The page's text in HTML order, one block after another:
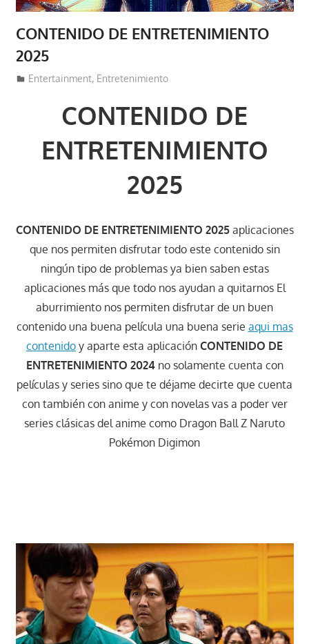
CONTENIDO DE ENTRETENIMIENTO
2025
26 de noviembre de 2023
Lucas Espinal
Entertainment, Entretenimiento
CONTENIDO DE
ENTRETENIMIENTO
2025
CONTENIDO DE ENTRETENIMIENTO 2025 aplicaciones
que nos permiten disfrutar todo este contenido sin
ningún tipo de problemas ya bien saben estas
aplicaciones más que todo nos ayudan a quitarnos El
aburrimiento nos permiten disfrutar de un buen
contenido una buena película una buena serie aqui mas
contenido y aparte esta aplicación CONTENIDO DE
ENTRETENIMIENTO 2024no solamente cuenta con
películas y series sino que te déjame decirte que cuenta
con también con anime y con novelas vas a poder ver
series clásicas del anime como Dragon Ball Z Naruto
Pokémon Digimon